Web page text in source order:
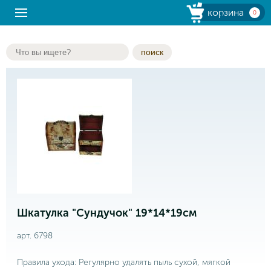
корзина 0
поиск
Шкатулка "Сундучок" 19*14*19см
арт. 6798
Правила ухода: Регулярно удалять пыль сухой, мягкой